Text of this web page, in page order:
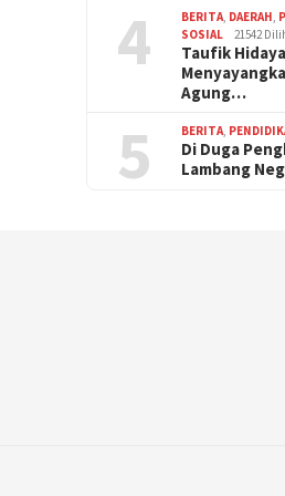
4 BERITA, DAERAH,
SOSIAL
21542
Taufik
Agung…
5 BERITA,
Di Duga
Lambang